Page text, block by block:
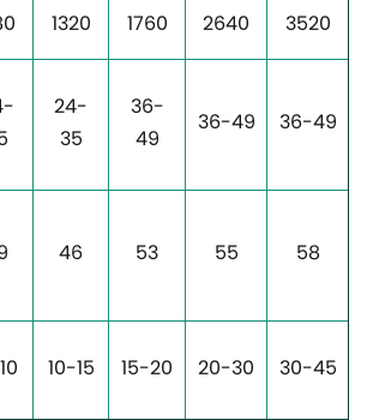
1320 1760 2640
3520
24-
35
36-
49
36-49 36-49
46 53 55 58
10-15 15-20 20-30 30-45